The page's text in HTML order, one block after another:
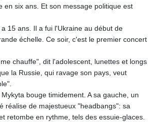
en six ans. Et son message politique est
15 ans. Il a fui l'Ukraine au début de
échelle. Ce soir, c'est le premier concert
chauffe", dit l'adolescent, lunettes et longs
la Russie, qui ravage son pays, veut
bouge timidement. A sa gauche, un
réalise de majestueux "headbangs": sa
retombe en rythme, tels des essuie-glaces.